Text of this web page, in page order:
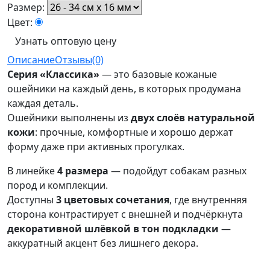
Размер:
Цвет:
Узнать оптовую цену
ОписаниеОтзывы(0)
Серия «Классика» — это базовые кожаные
ошейники на каждый день, в которых продумана
каждая деталь.
Ошейники выполнены из двух слоёв натуральной
кожи: прочные, комфортные и хорошо держат
форму даже при активных прогулках.
В линейке4 размера — подойдут собакам разных
пород и комплекции.
Доступны 3 цветовых сочетания, где внутренняя
сторона контрастирует с внешней и подчёркнута
декоративной шлёвкой в тон подкладки —
аккуратный акцент без лишнего декора.